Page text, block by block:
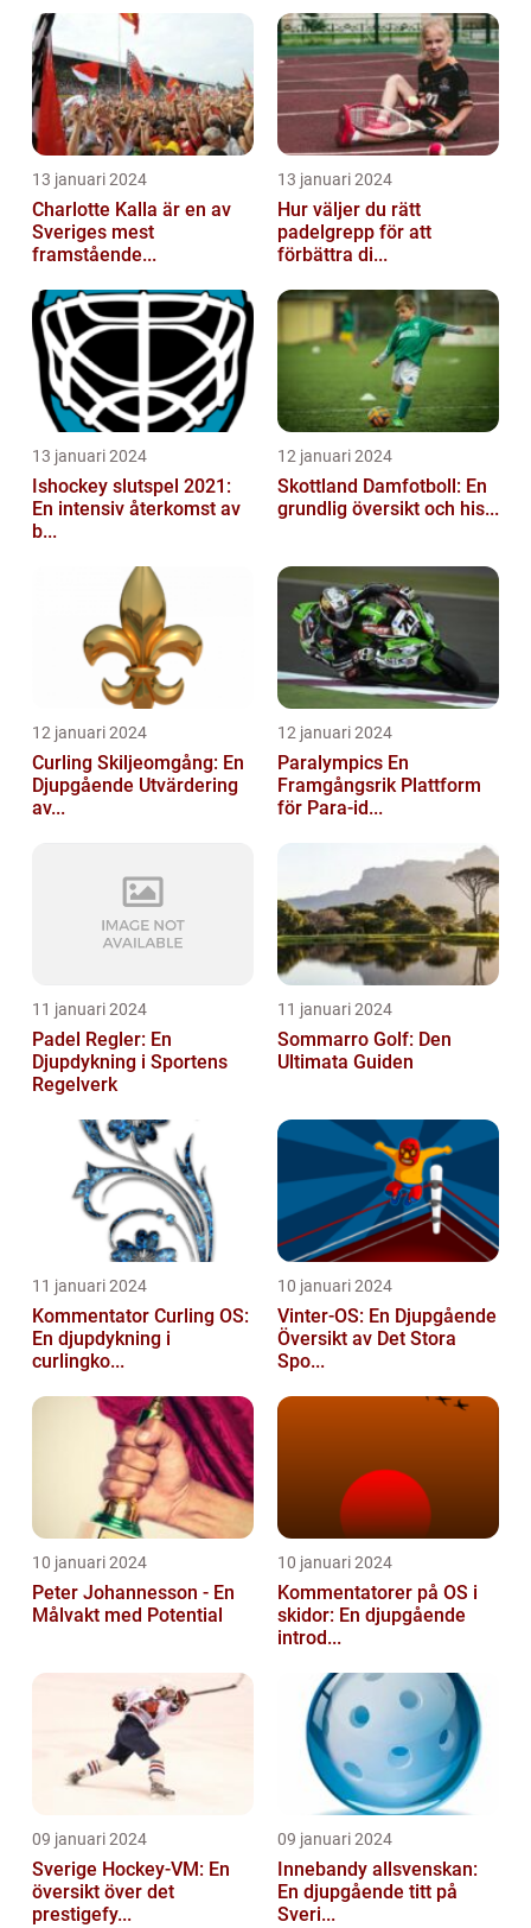
13 januari 2024
Charlotte Kalla är en av
Sveriges mest
framstående...
13 januari 2024
Hur väljer du rätt
padelgrepp för att
förbättra di...
13 januari 2024
Ishockey slutspel 2021:
En intensiv återkomst av
b...
12 januari 2024
Skottland Damfotboll: En
grundlig översikt och his...
12 januari 2024
Curling Skiljeomgång: En
Djupgående Utvärdering
av...
12 januari 2024
Paralympics En
Framgångsrik Plattform
för Para-id...
11 januari 2024
Padel Regler: En
Djupdykning i Sportens
Regelverk
11 januari 2024
Sommarro Golf: Den
Ultimata Guiden
11 januari 2024
Kommentator Curling OS:
En djupdykning i
curlingko...
10 januari 2024
Vinter-OS: En Djupgående
Översikt av Det Stora
Spo...
10 januari 2024
Peter Johannesson - En
Målvakt med Potential
10 januari 2024
Kommentatorer på OS i
skidor: En djupgående
introd...
09 januari 2024
Sverige Hockey-VM: En
översikt över det
prestigefy...
09 januari 2024
Innebandy allsvenskan:
En djupgående titt på
Sveri...